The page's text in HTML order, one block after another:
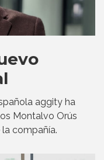
aggity ha
Montalvo Orús
compañía.